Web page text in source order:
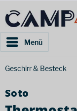
Menü
Geschirr & Besteck
Soto